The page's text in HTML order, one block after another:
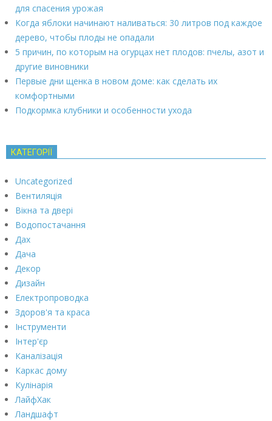
для спасения урожая
Когда яблоки начинают наливаться: 30 литров под каждое
дерево, чтобы плоды не опадали
5 причин, по которым на огурцах нет плодов: пчелы, азот и
другие виновники
Первые дни щенка в новом доме: как сделать их
комфортными
Подкормка клубники и особенности ухода
КАТЕГОРІЇ
Uncategorized
Вентиляція
Вікна та двері
Водопостачання
Дах
Дача
Декор
Дизайн
Електропроводка
Здоров'я та краса
Інструменти
Інтер'єр
Каналізація
Каркас дому
Кулінарія
ЛайфХак
Ландшафт